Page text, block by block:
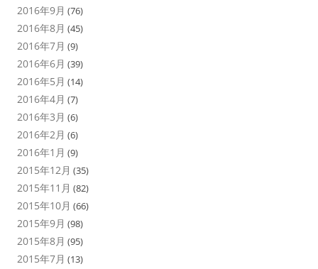
2016年9月 (76)
2016年8月 (45)
2016年7月 (9)
2016年6月 (39)
2016年5月 (14)
2016年4月 (7)
2016年3月 (6)
2016年2月 (6)
2016年1月 (9)
2015年12月 (35)
2015年11月 (82)
2015年10月 (66)
2015年9月 (98)
2015年8月 (95)
2015年7月 (13)